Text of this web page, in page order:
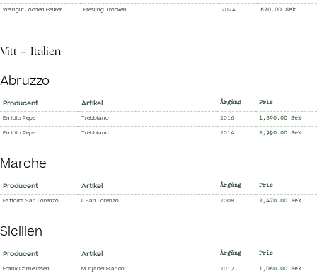
Weingut Jochen Beurer Riesling Trocken 2024 620.00 Sek
Vitt - Italien
Abruzzo
Producent Artikel Årgång Pris
Emidio Pepe Trebbiano 2016 1,890.00 Sek
Emidio Pepe Trebbiano 2014 2,990.00 Sek
Marche
Producent Artikel Årgång Pris
Fattoira San Lorenzo Il San Lorenzo 2008 2,470.00 Sek
Sicilien
Producent Artikel Årgång Pris
Frank Cornelissen Munjabel Bianco 2017 1,080.00 Sek